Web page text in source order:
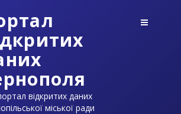
відкритих даних
міської ради